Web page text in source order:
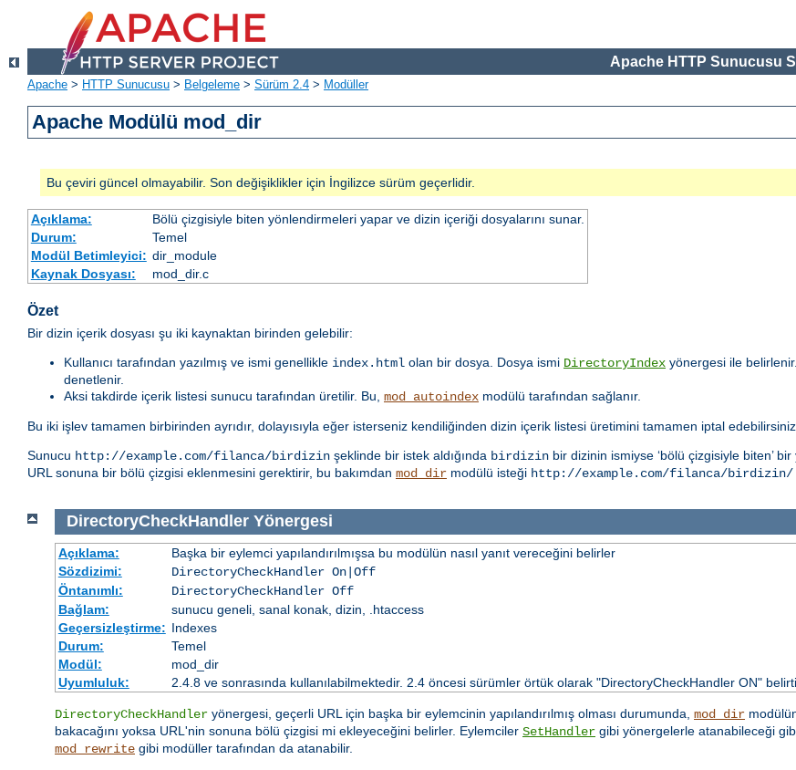
Apache HTTP Sunucusu
Apache > HTTP Sunucusu > Belgeleme > Sürüm 2.4 > Modüller
Apache Modülü mod_dir
Bu çeviri güncel olmayabilir. Son değişiklikler için İngilizce sürüm geçerlidir.
Açıklama:
Bölü çizgisiyle biten yönlendirmeleri yapar ve dizin içeriği dosyalarını sunar.
Durum:
Temel
Modül Betimleyici: dir_module
Kaynak Dosyası:
mod_dir.c
Özet
Bir dizin içerik dosyası şu iki kaynaktan birinden gelebilir:
Kullanıcı tarafından yazılmış ve ismi genellikle index.html olan bir dosya. Dosya ismi DirectoryIndex yönergesi ile
denetlenir.
Aksi takdirde içerik listesi sunucu tarafından üretilir. Bu, mod_autoindex modülü tarafından sağlanır.
Bu iki işlev tamamen birbirinden ayrıdır, dolayısıyla eğer isterseniz kendiliğinden dizin içerik listesi üretimini tamamen iptal
Sunucu http://example.com/filanca/birdizin şeklinde bir istek aldığında birdizin bir dizinin ismiyse ‘bölü çizgisiyle biten’
URL sonuna bir bölü çizgisi eklenmesini gerektirir, bu bakımdan mod_dir modülü isteği http://example.com/filanca/birdizin/
DirectoryCheckHandler Yönergesi
Açıklama:
Başka bir eylemci yapılandırılmışsa bu modülün nasıl yanıt vereceğini belirler
Sözdizimi:
DirectoryCheckHandler On|Off
Öntanımlı:
DirectoryCheckHandler Off
Bağlam:
sunucu geneli, sanal konak, dizin, .htaccess
Geçersizleştirme: Indexes
Durum:
Temel
Modül:
mod_dir
Uyumluluk:
2.4.8 ve sonrasında kullanılabilmektedir. 2.4 öncesi sürümler örtük olarak "DirectoryCheckHandler ON"
DirectoryCheckHandler yönergesi, geçerli URL için başka bir eylemcinin yapılandırılmış olması durumunda, mod_dir
bakacağını yoksa URL'nin sonuna bölü çizgisi mi ekleyeceğini belirler. Eylemciler SetHandler gibi yönergelerle atanabileceği
mod_rewrite gibi modüller tarafından da atanabilir.